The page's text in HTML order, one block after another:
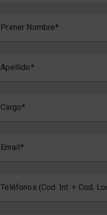
Primer Nombre
Apellido
Cargo
Email
Teléfonos (Cod. Int. + Cod.